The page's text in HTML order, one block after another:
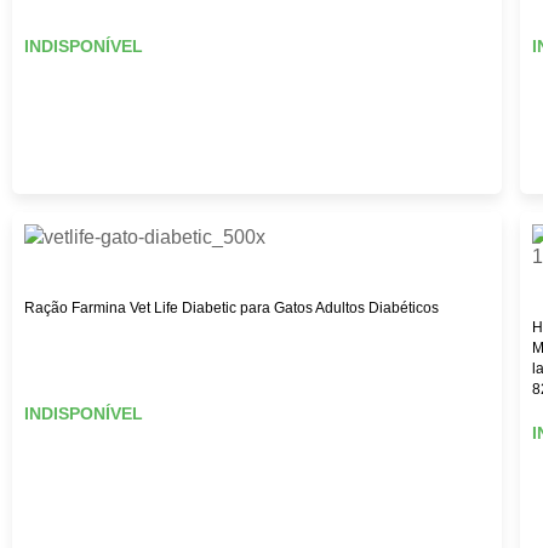
INDISPONÍVEL
Ração Farmina Vet Life Diabetic para Gatos Adultos Diabéticos
INDISPONÍVEL